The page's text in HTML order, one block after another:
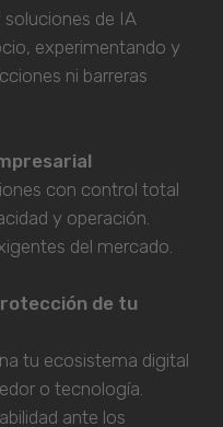
de IA
experimentando y
ni barreras
con control total
y operación.
del mercado.
de tu
tu ecosistema digital
o tecnología.
ante los